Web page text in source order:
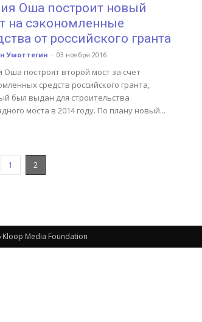
Оша построит новый
на сэкономленные
от российского гранта
Умоттегин - 03 ноября 2016
Оша построят второй мост за счет
средств российского гранта,
был выдан для строительства
моста в 2014 году. По плану новый...
1 2
Kloop Media Foundation